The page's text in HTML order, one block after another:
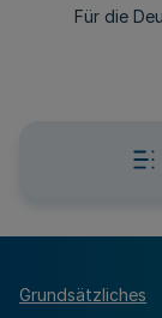
Für die
Grundsätzliches